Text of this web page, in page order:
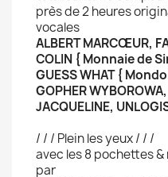
près de 2 heures
vocales
ALBERT MARCŒUR,
COLIN { Monnaie de
GUESS WHAT {
GOPHER
JACQUELINE,
/ / / Plein les yeux / / /
avec les 8 pochettes
par